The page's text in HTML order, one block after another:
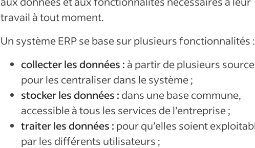
travail à tout moment.
Un système ERP se base sur plusieurs fonctionnalités :
collecter les données : à partir de plusieurs
pour les centraliser dans le système ;
stocker les données : dans une base commune,
accessible à tous les services de l’entreprise ;
traiter les données : pour qu’elles soient
par les différents utilisateurs ;